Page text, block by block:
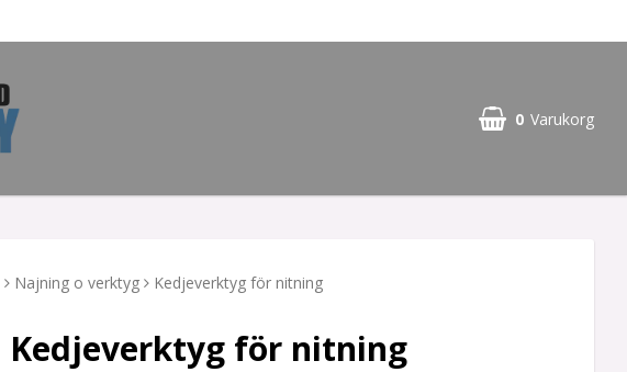
0 Varukorg
Najning o verktyg Kedjeverktyg för nitning
Kedjeverktyg för nitning